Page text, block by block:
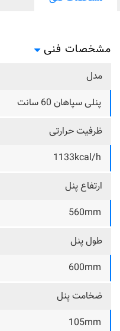
مشخصات فنی
مدل
پنلی سپاهان 60 سانت
ظرفیت حرارتی
1133kcal/h
ارتفاع پنل
560mm
طول پنل
600mm
ضخامت پنل
105mm